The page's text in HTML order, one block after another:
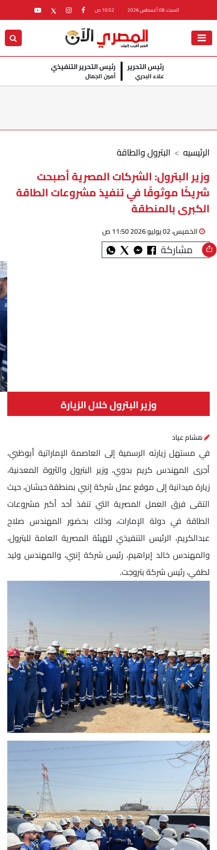
السبت، 08 أغسطس 2026
رئيس التحرير
علاء البدري
رئيس التحرير التنفيذي
أمين الجمال
البترول والطاقة الرئيسيه
وزير البترول: الشركات المصرية أصبحت
شريكًا موثوقًا في تنفيذ مشروعات الطاقة
الكبرى بالمنطقة
الخميس، 02 يوليو 2026 11:50 ص
مشاركة
وزير البترول خلال الزيارة
هشام عياد
في مستهل زيارته الرسمية إلى العاصمة الإماراتية أبوظبي،
أجرى المهندس كريم بدوي، وزير البترول والثروة المعدنية،
زيارة ميدانية إلى موقع عمل شركة إنبي بمنطقة حبشان، حيث
التقى فرق العمل المصرية التي تنفذ أحد أكبر مشروعات
الطاقة في دولة الإمارات، وذلك بحضور المهندس صلاح
عبدالكريم، الرئيس التنفيذي للهيئة المصرية العامة للبترول،
والمهندس خالد إبراهيم، رئيس شركة إنبي، والمهندس وليد
لطفي، رئيس شركة بتروجت.